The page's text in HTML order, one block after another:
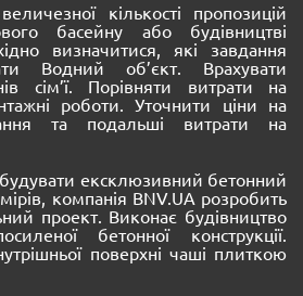
кількості пропозицій
басейну або будівництві
визначитися, які завдання
Водний об’єкт. Врахувати
сім’ї. Порівняти витрати на
роботи. Уточнити ціни на
та подальші витрати на
ексклюзивний бетонний
компанія BNV.UA розробить
проект. Виконає будівництво
бетонної конструкції.
поверхні чаші плиткою